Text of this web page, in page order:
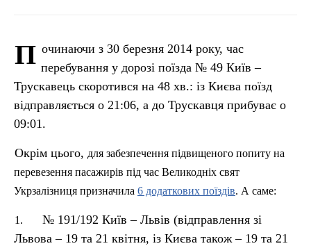
П очинаючи з 30 березня 2014 року, час
перебування у дорозі поїзда № 49 Київ –
Трускавець скоротився на 48 хв.: із Києва поїзд
відправляється о 21:06, а до Трускавця прибуває о
09:01.
Окрім цього, для забезпечення підвищеного попиту на
перевезення пасажирів під час Великодніх свят
Укрзалізниця призначила 6 додаткових поїздів. А саме:
1.
№ 191/192 Київ – Львів (відправлення зі
Львова – 19 та 21 квітня, із Києва також – 19 та 21